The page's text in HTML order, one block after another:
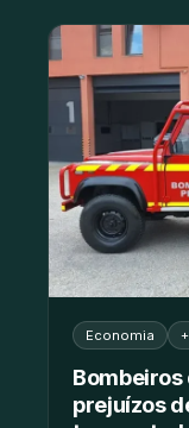
Economia
prejuízos